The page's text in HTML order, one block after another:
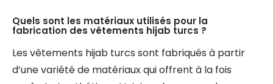
Quels sont les matériaux utilisés pour la
fabrication des vêtements hijab turcs ?
Les vêtements hijab turcs sont fabriqués à partir
d’une variété de matériaux qui offrent à la fois